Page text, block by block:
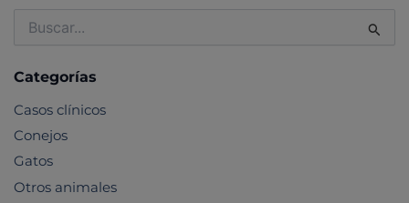
por:
Categorías
Casos clínicos
Conejos
Gatos
Otros animales